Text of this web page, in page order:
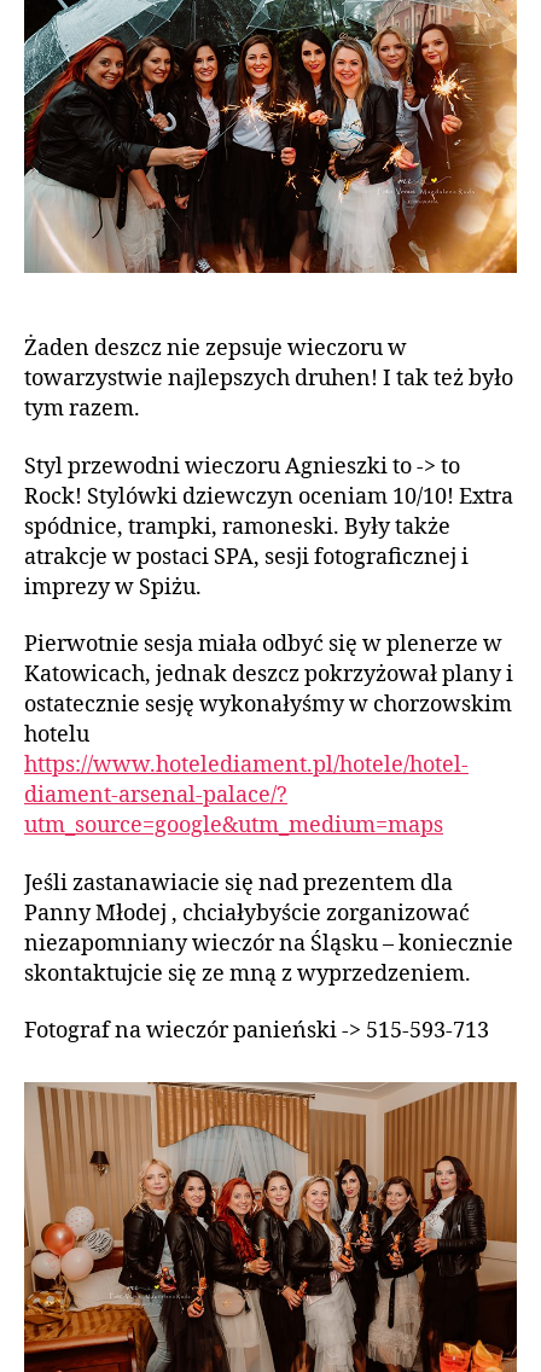
Żaden deszcz nie zepsuje wieczoru w
towarzystwie najlepszych druhen! I tak też było
tym razem.
Styl przewodni wieczoru Agnieszki to -> to
Rock! Stylówki dziewczyn oceniam 10/10! Extra
spódnice, trampki, ramoneski. Były także
atrakcje w postaci SPA, sesji fotograficznej i
imprezy w Spiżu.
Pierwotnie sesja miała odbyć się w plenerze w
Katowicach, jednak deszcz pokrzyżował plany i
ostatecznie sesję wykonałyśmy w chorzowskim
hotelu
https://www.hotelediament.pl/hotele/hotel-
diament-arsenal-palace/?
utm_source=google&utm_medium=maps
Jeśli zastanawiacie się nad prezentem dla
Panny Młodej , chciałybyście zorganizować
niezapomniany wieczór na Śląsku – koniecznie
skontaktujcie się ze mną z wyprzedzeniem.
Fotograf na wieczór panieński -> 515-593-713